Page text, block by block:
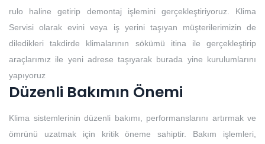
rulo haline getirip demontaj işlemini gerçekleştiriyoruz. Klima
Servisi olarak evini veya iş yerini taşıyan müşterilerimizin de
diledikleri takdirde klimalarının sökümü itina ile gerçekleştirip
araçlarımız ile yeni adrese taşıyarak burada yine kurulumlarını
yapıyoruz
Düzenli Bakımın Önemi
Klima sistemlerinin düzenli bakımı, performanslarını artırmak ve
ömrünü uzatmak için kritik öneme sahiptir. Bakım işlemleri,